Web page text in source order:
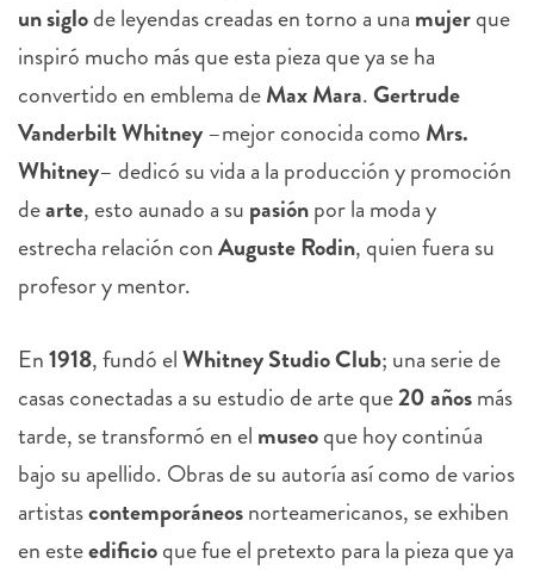
un siglode leyendas creadas en torno a una mujerque
inspiró mucho más que esta pieza que ya se ha
convertido en emblema deMax Mara.Gertrude
Vanderbilt Whitney–mejor conocida como Mrs.
Whitney– dedicó su vida a la producción y promoción
dearte, esto aunado a su pasiónpor la moda y
estrecha relación conAuguste Rodin, quien fuera su
profesor y mentor.
En1918, fundó elWhitney Studio Club; una serie de
casas conectadas a su estudio de arte que20 añosmás
tarde, se transformó en el museoque hoy continúa
bajo su apellido. Obras de su autoría así como de varios
artistascontemporáneosnorteamericanos, se exhiben
en esteedificioque fue el pretexto para la pieza que ya